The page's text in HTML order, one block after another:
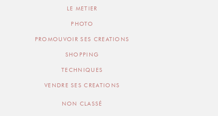
LE METIER
PHOTO
PROMOUVOIR SES CREATIONS
SHOPPING
TECHNIQUES
VENDRE SES CREATIONS
NON CLASSÉ